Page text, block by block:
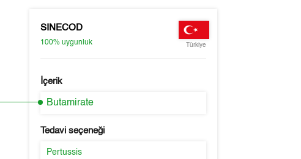
SINECOD
100% uygunluk Türkiye
İçerik
Butamirate
Tedavi seçeneği
Pertussis